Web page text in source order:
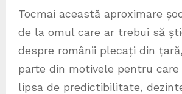
Tocmai această aproximare
de la omul care ar trebui să
despre românii plecați din
parte din motivele pentru care
lipsa de predictibilitate,